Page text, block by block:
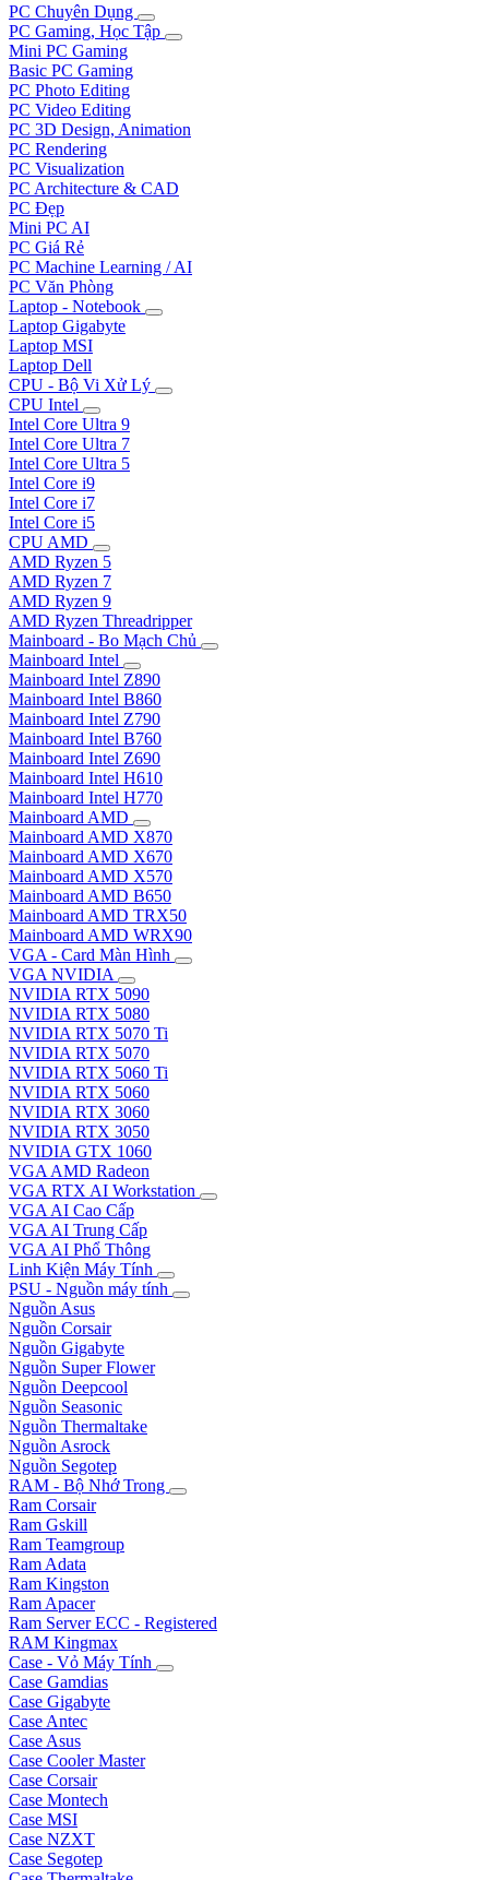
PC Chuyên Dụng
PC Gaming, Học Tập
Mini PC Gaming
Basic PC Gaming
PC Photo Editing
PC Video Editing
PC 3D Design, Animation
PC Rendering
PC Visualization
PC Architecture & CAD
PC Đẹp
Mini PC AI
PC Giá Rẻ
PC Machine Learning / AI
PC Văn Phòng
Laptop - Notebook
Laptop Gigabyte
Laptop MSI
Laptop Dell
CPU - Bộ Vi Xử Lý
CPU Intel
Intel Core Ultra 9
Intel Core Ultra 7
Intel Core Ultra 5
Intel Core i9
Intel Core i7
Intel Core i5
CPU AMD
AMD Ryzen 5
AMD Ryzen 7
AMD Ryzen 9
AMD Ryzen Threadripper
Mainboard - Bo Mạch Chủ
Mainboard Intel
Mainboard Intel Z890
Mainboard Intel B860
Mainboard Intel Z790
Mainboard Intel B760
Mainboard Intel Z690
Mainboard Intel H610
Mainboard Intel H770
Mainboard AMD
Mainboard AMD X870
Mainboard AMD X670
Mainboard AMD X570
Mainboard AMD B650
Mainboard AMD TRX50
Mainboard AMD WRX90
VGA - Card Màn Hình
VGA NVIDIA
NVIDIA RTX 5090
NVIDIA RTX 5080
NVIDIA RTX 5070 Ti
NVIDIA RTX 5070
NVIDIA RTX 5060 Ti
NVIDIA RTX 5060
NVIDIA RTX 3060
NVIDIA RTX 3050
NVIDIA GTX 1060
VGA AMD Radeon
VGA RTX AI Workstation
VGA AI Cao Cấp
VGA AI Trung Cấp
VGA AI Phổ Thông
Linh Kiện Máy Tính
PSU - Nguồn máy tính
Nguồn Asus
Nguồn Corsair
Nguồn Gigabyte
Nguồn Super Flower
Nguồn Deepcool
Nguồn Seasonic
Nguồn Thermaltake
Nguồn Asrock
Nguồn Segotep
RAM - Bộ Nhớ Trong
Ram Corsair
Ram Gskill
Ram Teamgroup
Ram Adata
Ram Kingston
Ram Apacer
Ram Server ECC - Registered
RAM Kingmax
Case - Vỏ Máy Tính
Case Gamdias
Case Gigabyte
Case Antec
Case Asus
Case Cooler Master
Case Corsair
Case Montech
Case MSI
Case NZXT
Case Segotep